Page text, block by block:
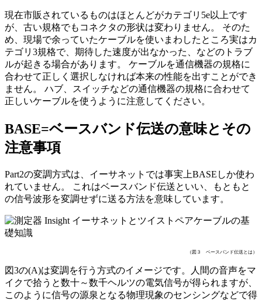
現在市販されているものはほとんどがカテゴリ5e以上です
が、古い規格でもコネクタの形状は変わりません。 そのた
め、現場で余っていたケーブルを使いまわしたところ実はカ
テゴリ3規格で、期待した速度が出なかった、などのトラブ
ルが起きる場合があります。 ケーブルを通信機器の規格に
合わせて正しく選択しなければ本来の性能を出すことができ
ません。 ハブ、スイッチなどの通信機器の規格に合わせて
正しいケーブルを使うように注意してください。
BASE=ベースバンド伝送の意味とその
注意事項
Part2の変調方式は、イーサネットでは事実上BASEしか使わ
れていません。 これはベースバンド伝送といい、もともと
の信号波形を変調せずに送る方法を意味しています。
（図３ ベースバンド伝送とは）
図3の(A)は変調を行う方式のイメージです。人間の音声をマ
イクで拾うと数十～数千ヘルツの電気信号が得られますが、
このように信号の源泉となる物理現象のセンシングなどで得